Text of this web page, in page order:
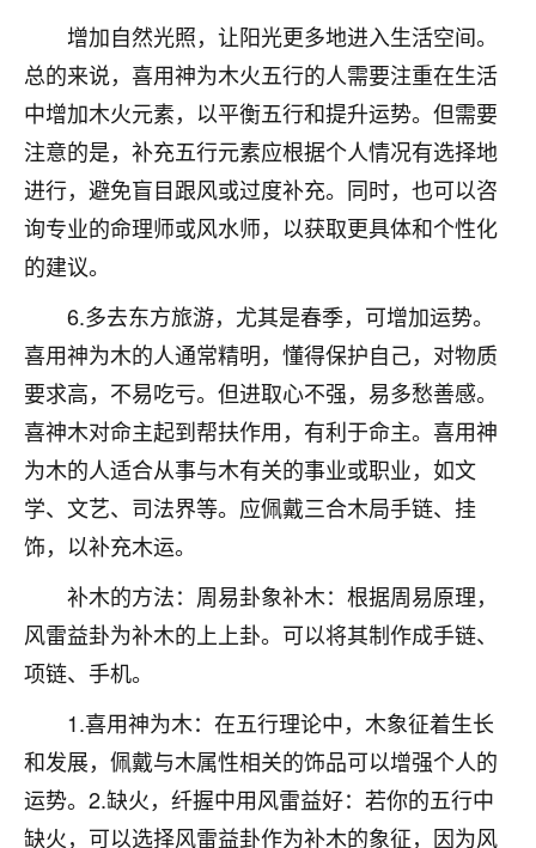
增加自然光照，让阳光更多地进入生活空间。
总的来说，喜用神为木火五行的人需要注重在生活
中增加木火元素，以平衡五行和提升运势。但需要
注意的是，补充五行元素应根据个人情况有选择地
进行，避免盲目跟风或过度补充。同时，也可以咨
询专业的命理师或风水师，以获取更具体和个性化
的建议。
6.多去东方旅游，尤其是春季，可增加运势。
喜用神为木的人通常精明，懂得保护自己，对物质
要求高，不易吃亏。但进取心不强，易多愁善感。
喜神木对命主起到帮扶作用，有利于命主。喜用神
为木的人适合从事与木有关的事业或职业，如文
学、文艺、司法界等。应佩戴三合木局手链、挂
饰，以补充木运。
补木的方法：周易卦象补木：根据周易原理，
风雷益卦为补木的上上卦。可以将其制作成手链、
项链、手机。
1.喜用神为木：在五行理论中，木象征着生长
和发展，佩戴与木属性相关的饰品可以增强个人的
运势。2.缺火，纤握中用风雷益好：若你的五行中
缺火，可以选择风雷益卦作为补木的象征，因为风
鹿森：可怜天下父母心啊！
3小时前 来自河北 16
付深
我是公司人事调整，有升迁机会，但同时竞争的我们
三个，找老师的时候是抱着侥幸心理，没想到老师看
着我晋升有望，我半信半疑的按照老师建议，做了化
太岁还有一个发钱粮，本来年前的人事调整，拖到年
职第一个就是我，职务无所谓，主要是底薪加了
3000，非常开心，无论如何，感恩感谢！🙏🏻
鹿森：恭喜升职加薪！！，请客吗？�
12小时前 来自北京
心心相印
我身体不太好，总是病病殃殃的，去检查又没什么大
题，后来无意中看到有人推荐慧来老师，跟老师聊过
之后，心情豁然开朗，也听老师建议，处理了一些因
果问题。今年以来，身体比以前好多，主要是心情好
了，老师说境随心转，现在深有体会了。
鹿森 ：是的，其实跟老师聊过之后，最大的感
触，首先就是心态会变好，万般皆是命，半点
不由人！